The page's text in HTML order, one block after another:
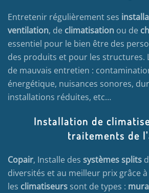
Entretenir régulièrement ses
ventilation, de climatisation ou de
essentiel pour le bien être des
des produits et pour les structures.
de mauvais entretien :
énergétique, nuisances sonores,
installations réduites, etc…
Installation de
traitements de
Copair, Installe des systèmes splits
diversités et au meilleur prix grâce
les climatiseurs sont de types :